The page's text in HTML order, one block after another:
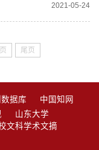
2021-05-24
尾页
据库
中国知网
山东大学
文科学术文摘